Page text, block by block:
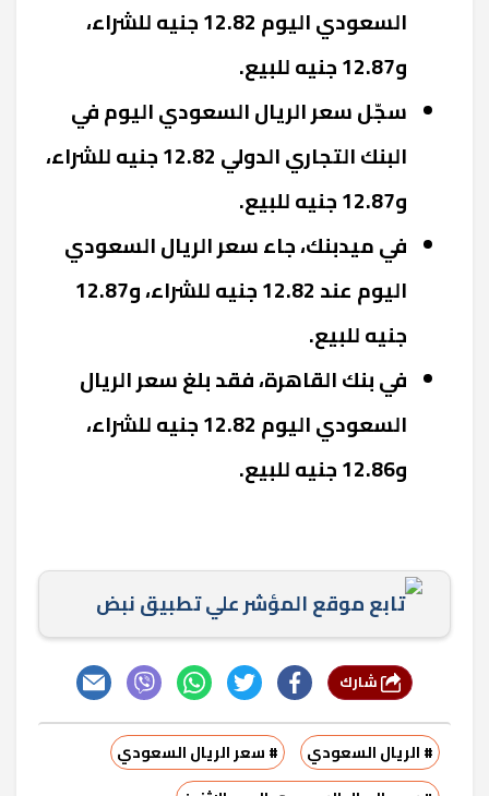
السعودي اليوم 12.82 جنيه للشراء،
و12.87 جنيه للبيع.
سجّل سعر الريال السعودي اليوم في
البنك التجاري الدولي12.82جنيه للشراء،
و12.87 جنيه للبيع.
في ميدبنك، جاء سعر الريال السعودي
اليوم عند 12.82 جنيه للشراء، و12.87
جنيه للبيع.
في بنك القاهرة، فقد بلغ سعر الريال
السعودي اليوم 12.82 جنيه للشراء،
و12.86 جنيه للبيع.
تابع موقع المؤشر علي تطبيق نبض
# الريال السعودي
# سعر الريال السعودي